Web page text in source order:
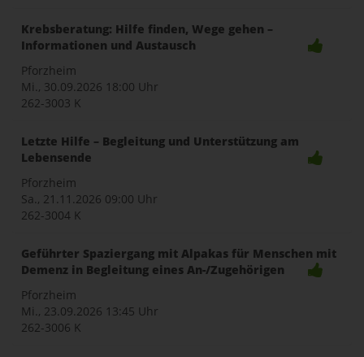
Krebsberatung: Hilfe finden, Wege gehen –
Informationen und Austausch
Pforzheim
Mi., 30.09.2026 18:00 Uhr
262-3003 K
Letzte Hilfe – Begleitung und Unterstützung am
Lebensende
Pforzheim
Sa., 21.11.2026 09:00 Uhr
262-3004 K
Geführter Spaziergang mit Alpakas für Menschen mit
Demenz in Begleitung eines An-/Zugehörigen
Pforzheim
Mi., 23.09.2026 13:45 Uhr
262-3006 K